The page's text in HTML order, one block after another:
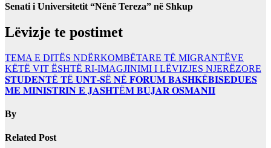
Senati i Universitetit “Nënë Tereza” në Shkup
Lëvizje te postimet
TEMA E DITËS NDËRKOMBËTARE TË MIGRANTËVE
KËTË VIT ËSHTË RI-IMAGJINIMI I LËVIZJES NJERËZORE
𝐒𝐓𝐔𝐃𝐄𝐍𝐓Ë 𝐓Ë 𝐔𝐍𝐓-𝐒Ë 𝐍Ë 𝐅𝐎𝐑𝐔𝐌 𝐁𝐀𝐒𝐇𝐊Ë𝐁𝐈𝐒𝐄𝐃𝐔𝐄𝐒
𝐌𝐄 𝐌𝐈𝐍𝐈𝐒𝐓𝐑𝐈𝐍 𝐄 𝐉𝐀𝐒𝐇𝐓Ë𝐌 𝐁𝐔𝐉𝐀𝐑 𝐎𝐒𝐌𝐀𝐍𝐈𝐈
By
Related Post